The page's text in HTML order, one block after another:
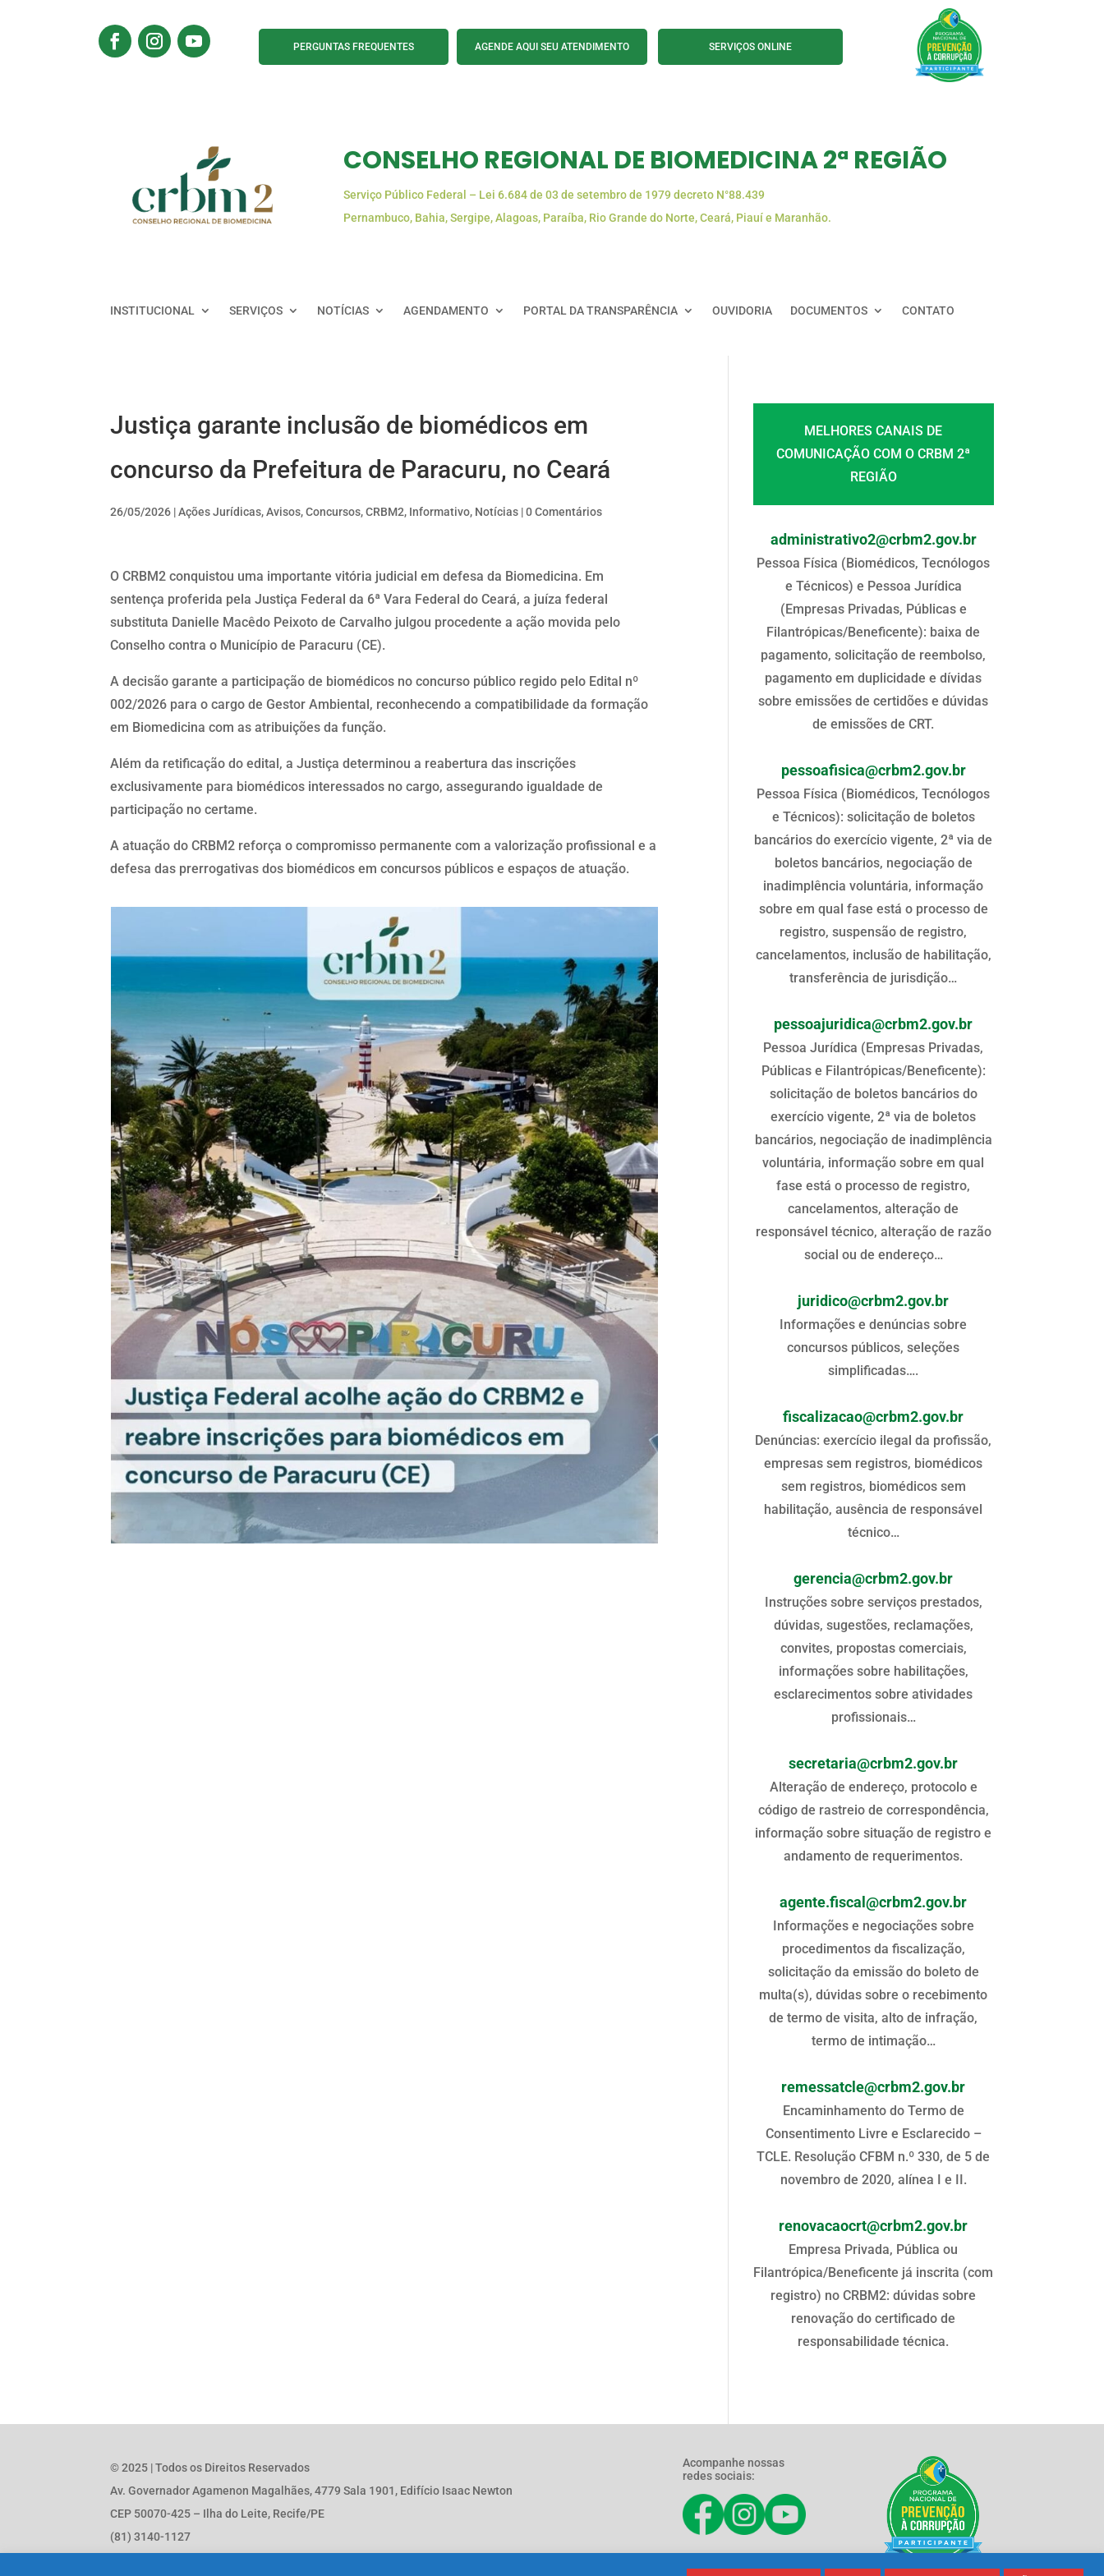
PERGUNTAS FREQUENTES AGENDE AQUI SEU ATENDIMENTO SERVIÇOS ONLINE
CONSELHO REGIONAL DE BIOMEDICINA 2ª REGIÃO
Serviço Público Federal – Lei 6.684 de 03 de setembro de 1979 decreto N°88.439
Pernambuco, Bahia, Sergipe, Alagoas, Paraíba, Rio Grande do Norte, Ceará, Piauí e Maranhão.
INSTITUCIONAL SERVIÇOS NOTÍCIAS AGENDAMENTO PORTAL DA TRANSPARÊNCIA OUVIDORIA DOCUMENTOS CONTATO
Justiça garante inclusão de biomédicos em
concurso da Prefeitura de Paracuru, no Ceará
26/05/2026 |Ações Jurídicas,Avisos,Concursos,CRBM2, Informativo, Notícias |0 Comentários
O CRBM2 conquistou uma importante vitória judicial em defesa da Biomedicina. Em
sentença proferida pela Justiça Federal da 6ª Vara Federal do Ceará, a juíza federal
substituta Danielle Macêdo Peixoto de Carvalho julgou procedente a ação movida pelo
Conselho contra o Município de Paracuru (CE).
A decisão garante a participação de biomédicos no concurso público regido pelo Edital nº
002/2026 para o cargo de Gestor Ambiental, reconhecendo a compatibilidade da formação
em Biomedicina com as atribuições da função.
Além da retificação do edital, a Justiça determinou a reabertura das inscrições
exclusivamente para biomédicos interessados no cargo, assegurando igualdade de
participação no certame.
A atuação do CRBM2 reforça o compromisso permanente com a valorização profissional e a
defesa das prerrogativas dos biomédicos em concursos públicos e espaços de atuação.
MELHORES CANAIS DE
COMUNICAÇÃO COM O CRBM 2ª
REGIÃO
administrativo2@crbm2.gov.br
Pessoa Física (Biomédicos, Tecnólogos
e Técnicos) e Pessoa Jurídica
(Empresas Privadas, Públicas e
Filantrópicas/Beneficente): baixa de
pagamento, solicitação de reembolso,
pagamento em duplicidade e dívidas
sobre emissões de certidões e dúvidas
de emissões de CRT.
pessoafisica@crbm2.gov.br
Pessoa Física (Biomédicos, Tecnólogos
e Técnicos): solicitação de boletos
bancários do exercício vigente, 2ª via de
boletos bancários, negociação de
inadimplência voluntária, informação
sobre em qual fase está o processo de
registro, suspensão de registro,
cancelamentos, inclusão de habilitação,
transferência de jurisdição…
pessoajuridica@crbm2.gov.br
Pessoa Jurídica (Empresas Privadas,
Públicas e Filantrópicas/Beneficente):
solicitação de boletos bancários do
exercício vigente, 2ª via de boletos
bancários, negociação de inadimplência
voluntária, informação sobre em qual
fase está o processo de registro,
cancelamentos, alteração de
responsável técnico, alteração de razão
social ou de endereço…
juridico@crbm2.gov.br
Informações e denúncias sobre
concursos públicos, seleções
simplificadas….
fiscalizacao@crbm2.gov.br
Denúncias: exercício ilegal da profissão,
empresas sem registros, biomédicos
sem registros, biomédicos sem
habilitação, ausência de responsável
técnico…
gerencia@crbm2.gov.br
Instruções sobre serviços prestados,
dúvidas, sugestões, reclamações,
convites, propostas comerciais,
informações sobre habilitações,
esclarecimentos sobre atividades
profissionais…
secretaria@crbm2.gov.br
Alteração de endereço, protocolo e
código de rastreio de correspondência,
informação sobre situação de registro e
andamento de requerimentos.
agente.fiscal@crbm2.gov.br
Informações e negociações sobre
procedimentos da fiscalização,
solicitação da emissão do boleto de
multa(s), dúvidas sobre o recebimento
de termo de visita, alto de infração,
termo de intimação…
remessatcle@crbm2.gov.br
Encaminhamento do Termo de
Consentimento Livre e Esclarecido –
TCLE. Resolução CFBM n.º 330, de 5 de
novembro de 2020, alínea I e II.
renovacaocrt@crbm2.gov.br
Empresa Privada, Pública ou
Filantrópica/Beneficente já inscrita (com
registro) no CRBM2: dúvidas sobre
renovação do certificado de
responsabilidade técnica.
© 2025 | Todos os Direitos Reservados
Av. Governador Agamenon Magalhães, 4779 Sala 1901, Edifício Isaac Newton
CEP 50070-425 – Ilha do Leite, Recife/PE
(81) 3140-1127
Acompanhe nossas
redes sociais: